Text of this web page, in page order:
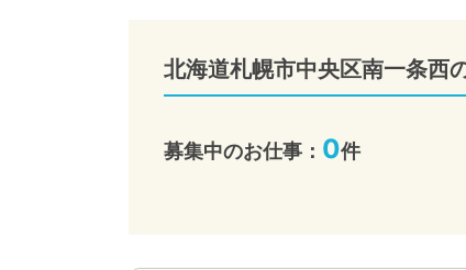
北海道札幌市中央区南一条西
募集中のお仕事： 0件